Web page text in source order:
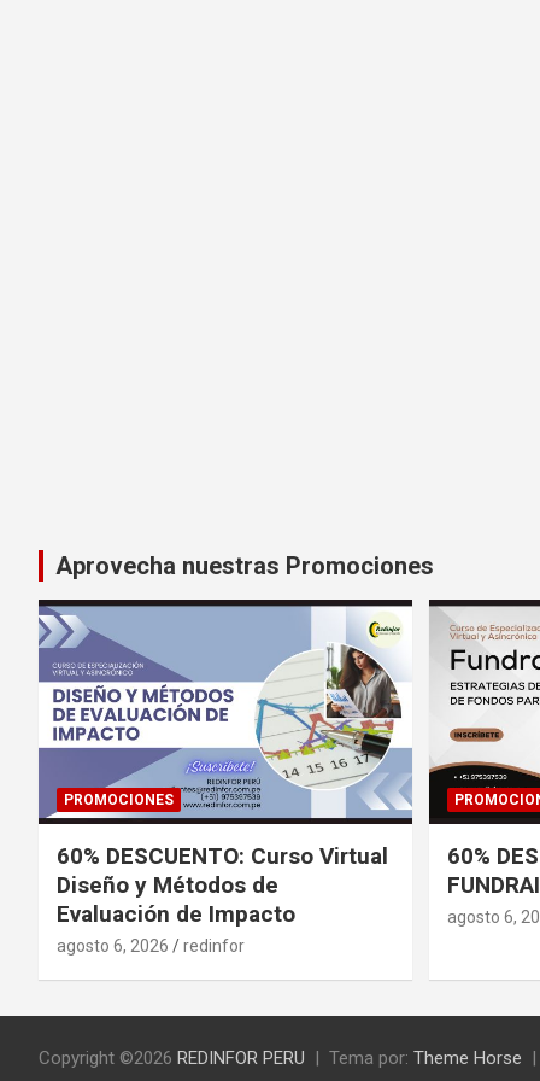
Aprovecha nuestras Promociones
PROMOCIONES
60% DESCUENTO: Curso Virtual
Diseño y Métodos de
Evaluación de Impacto
agosto 6, 2026 redinfor
60%
agosto 6,
Copyright ©2026 REDINFOR PERU Tema por: Theme Horse